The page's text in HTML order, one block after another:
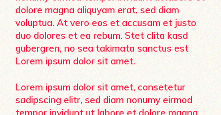
dolore magna aliquyam erat, sed diam
voluptua. At vero eos et accusam et justo
duo dolores et ea rebum. Stet clita kasd
gubergren, no sea takimata sanctus est
Lorem ipsum dolor sit amet.
Lorem ipsum dolor sit amet, consetetur
sadipscing elitr, sed diam nonumy eirmod